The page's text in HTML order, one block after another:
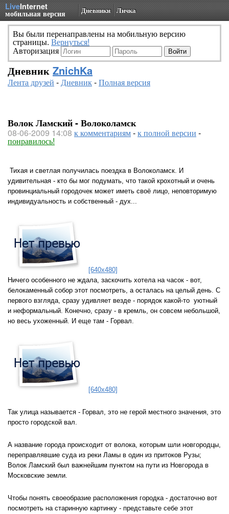
LiveInternet
мобильная версия Дневники Личка
Вы были перенаправлены на мобильную версию
страницы. Вернуться!
Авторизация
Дневник ZnichKa
Лента друзей -Дневник-Полная версия
Волок Ламский - Волоколамск
08-06-2009 14:08 к комментариям-к полной версии -
понравилось!
Тихая и светлая получилась поездка в Волоколамск. И
удивительная - кто бы мог подумать, что такой крохотный и очень
провинциальный городочек может иметь своё лицо, неповторимую
индивидуальность и собственный - дух...
[640x480]
Ничего особенного не ждала, заскочить хотела на часок - вот,
белокаменный собор этот посмотреть, а осталась на целый день. С
первого взгляда, сразу удивляет везде - порядок какой-то уютный
и неформальный. Конечно, сразу - в кремль, он совсем небольшой,
но весь ухоженный. И еще там - Горвал.
[640x480]
Так улица называется - Горвал, это не герой местного значения, это
просто городской вал.
А название города происходит от волока, которым шли новгородцы,
переправлявшие суда из реки Ламы в один из притоков Рузы;
Волок Ламский был важнейшим пунктом на пути из Новгорода в
Московские земли.
Чтобы понять своеобразие расположения городка - достаточно вот
посмотреть на старинную картинку - представьте себе этот